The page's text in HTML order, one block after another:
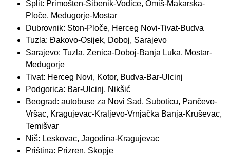
Split: Primošten-Šibenik-Vodice, Omiš-Makarska-
Ploče, Međugorje-Mostar
Dubrovnik: Ston-Ploče, Herceg Novi-Tivat-Budva
Tuzla: Đakovo-Osijek, Doboj, Sarajevo
Sarajevo: Tuzla, Zenica-Doboj-Banja Luka, Mostar-
Međugorje
Tivat: Herceg Novi, Kotor, Budva-Bar-Ulcinj
Podgorica: Bar-Ulcinj, Nikšić
Beograd: autobuse za Novi Sad, Suboticu, Pančevo-
Vršac, Kragujevac-Kraljevo-Vrnjačka Banja-Kruševac,
Temišvar
Niš: Leskovac, Jagodina-Kragujevac
Priština: Prizren, Skopje